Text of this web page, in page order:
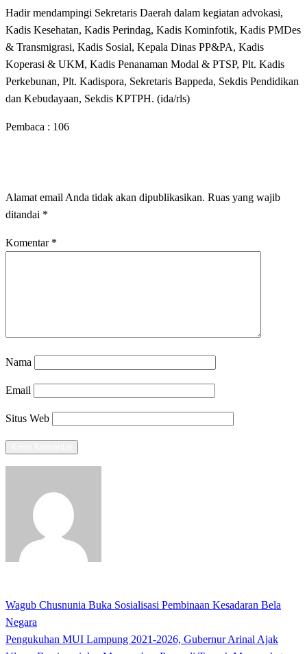
Hadir mendampingi Sekretaris Daerah dalam kegiatan advokasi,
Kadis Kesehatan, Kadis Perindag, Kadis Kominfotik, Kadis PMDes
& Transmigrasi, Kadis Sosial, Kepala Dinas PP&PA, Kadis
Koperasi & UKM, Kadis Penanaman Modal & PTSP, Plt. Kadis
Perkebunan, Plt. Kadispora, Sekretaris Bappeda, Sekdis Pendidikan
dan Kebudayaan, Sekdis KPTPH. (ida/rls)
Pembaca : 106
Alamat email Anda tidak akan dipublikasikan. Ruas yang wajib
ditandai *
Komentar *
Nama
Email
Situs Web
Navigasi
pos
Previous
Post
Wagub Chusnunia Buka Sosialisasi Pembinaan Kesadaran Bela
Negara
Next
Pengukuhan MUI Lampung 2021-2026, Gubernur Arinal Ajak